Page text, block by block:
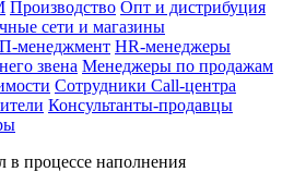
Производство Опт и дистрибуция
сети и магазины
менеджмент HR-менеджеры
звена Менеджеры по продажам
Сотрудники Call-центра
Консультанты-продавцы
в процессе наполнения